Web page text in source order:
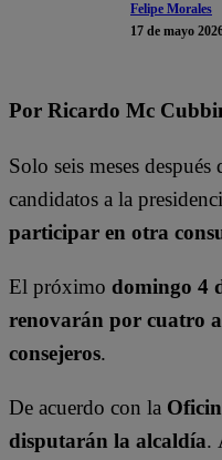
Felipe Morales
17 de mayo
Por Ricardo Mc
Solo seis meses
candidatos a la
participar en otra
El próximo domingo 4
renovarán por cuatro
consejeros.
De acuerdo con la
disputarán la alcaldía.